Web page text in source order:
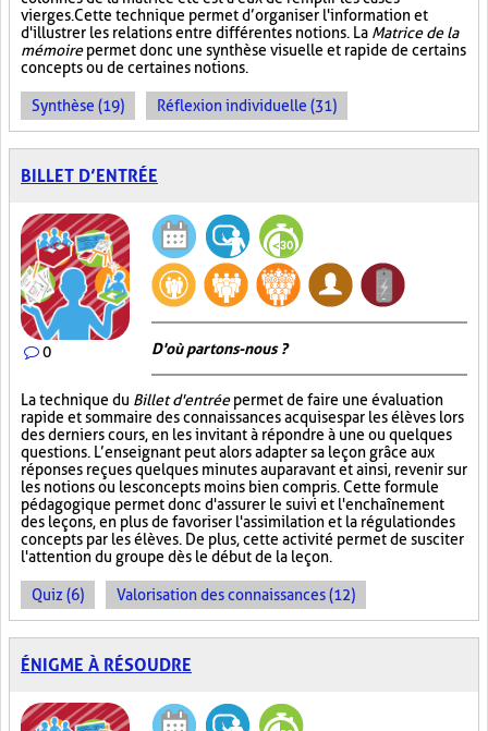
vierges. Cette technique permet d’organiser l'information et
d'illustrer les relations entre différentes notions. La Matrice de la
mémoirepermet donc une synthèse visuelle et rapide de certains
concepts ou de certaines notions.
Synthèse (19) Réflexion individuelle (31)
BILLET D’ENTRÉE
0 D'où partons-nous ?
La technique du Billet d'entréepermet de faire une évaluation
rapide et sommaire des connaissances acquises par les élèves lors
des derniers cours, en les invitant à répondre à une ou quelques
questions. L’enseignant peut alors adapter sa leçon grâce aux
réponses reçues quelques minutes auparavant et ainsi, revenir sur
les notions ou les concepts moins bien compris. Cette formule
pédagogique permet donc d'assurer le suivi et l'enchaînement
des leçons, en plus de favoriser l'assimilation et la régulation des
concepts par les élèves. De plus, cette activité permet de susciter
l'attention du groupe dès le début de la leçon.
Quiz (6) Valorisation des connaissances (12)
ÉNIGME À RÉSOUDRE